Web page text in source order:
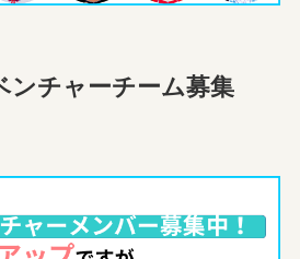
ンチャーチーム募集